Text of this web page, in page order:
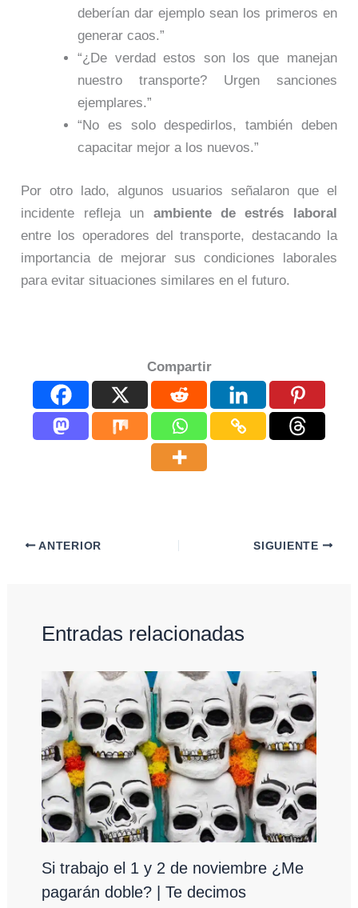
deberían dar ejemplo sean los primeros en
generar caos.”
“¿De verdad estos son los que manejan
nuestro transporte? Urgen sanciones
ejemplares.”
“No es solo despedirlos, también deben
capacitar mejor a los nuevos.”
Por otro lado, algunos usuarios señalaron que el
incidente refleja un ambiente de estrés laboral
entre los operadores del transporte, destacando la
importancia de mejorar sus condiciones laborales
para evitar situaciones similares en el futuro.
Compartir
ANTERIOR SIGUIENTE
Entradas relacionadas
Si trabajo el 1 y 2 de noviembre ¿Me
pagarán doble? | Te decimos